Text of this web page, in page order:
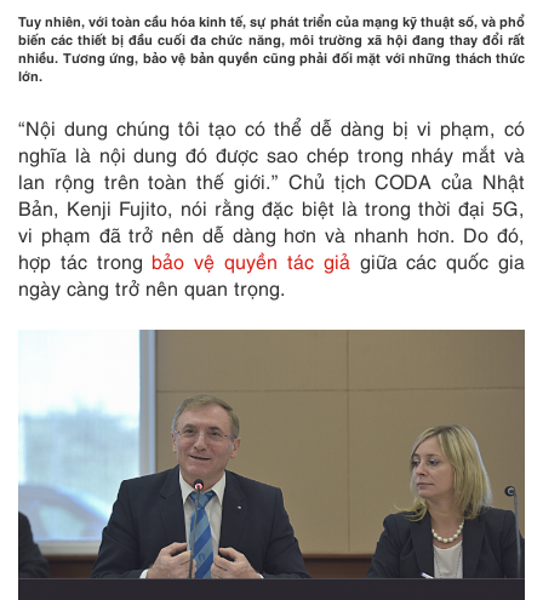
Tuy nhiên, với toàn cầu hóa kinh tế, sự phát triển của mạng kỹ thuật số, và phổ
biến các thiết bị đầu cuối đa chức năng, môi trường xã hội đang thay đổi rất
nhiều. Tương ứng, bảo vệ bản quyền cũng phải đối mặt với những thách thức
lớn.
“Nội dung chúng tôi tạo có thể dễ dàng bị vi phạm, có
nghĩa là nội dung đó được sao chép trong nháy mắt và
lan rộng trên toàn thế giới.” Chủ tịch CODA của Nhật
Bản, Kenji Fujito, nói rằng đặc biệt là trong thời đại 5G,
vi phạm đã trở nên dễ dàng hơn và nhanh hơn. Do đó,
hợp tác trong bảo vệ quyền tác giả giữa các quốc gia
ngày càng trở nên quan trọng.